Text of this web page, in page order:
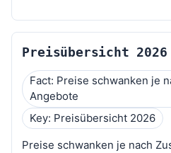
Preisübersicht 2026
Fact: Preise schwanken je
Angebote
Key: Preisübersicht 2026
Preise schwanken je nach